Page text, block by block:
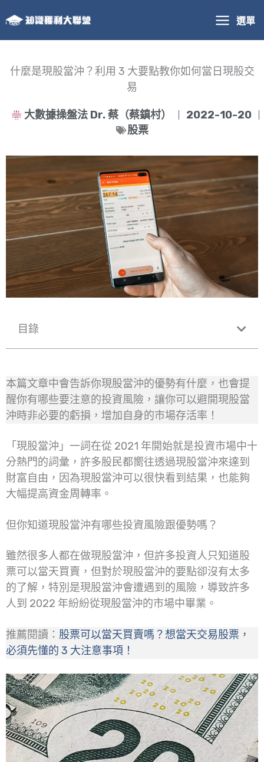
至
主
選單
什麼是現股當沖？利用 3 大要點教你如何當日現股交
易
大數據操盤法 Dr. 蔡（蔡鎮村）
2022-10-20
股票
目錄
本篇文章中會告訴你現股當沖的優勢有什麼，也會提
醒你有哪些要注意的投資風險，讓你可以避開現股當
沖時非必要的虧損，增加自身的市場存活率！
「現股當沖」一詞在從 2021 年開始就是投資市場中十
分熱門的詞彙，許多股民都嚮往透過現股當沖來達到
財富自由，因為現股當沖可以很快看到結果，也能夠
大幅提高資金周轉率。
但你知道現股當沖有哪些投資風險跟優勢嗎？
雖然很多人都在做現股當沖，但許多投資人只知道股
票可以當天買賣，但對於現股當沖的要點卻沒有太多
的了解，特別是現股當沖會遭遇到的風險，導致許多
人到 2022 年紛紛從現股當沖的市場中畢業。
推薦閱讀： 股票可以當天買賣嗎？想當天交易股票，
必須先懂的 3 大注意事項！